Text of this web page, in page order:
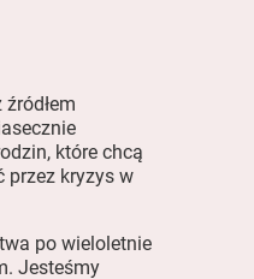
które chcą
przez kryzys w
po wieloletnie
Jesteśmy